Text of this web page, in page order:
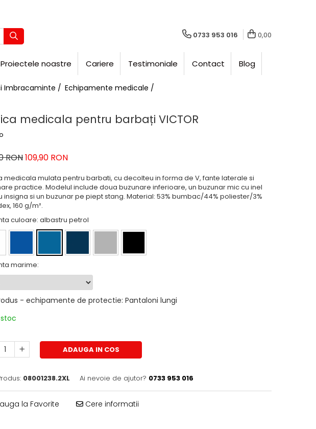
0733 953 016 0,00
Proiectele noastre Cariere Testimoniale Contact Blog
Imbracaminte / Echipamente medicale /
medicala pentru barbați VICTOR
RON109,90 RON
medicala mulata pentru barbati, cu decolteu in forma de V, fante laterale si
practice. Modelul include doua buzunare inferioare, un buzunar mic cu inel
insigna si un buzunar pe piept stang. Material: 53% bumbac/44% poliester/3%
160 g/m².
culoare: albastru petrol
marime:
- echipamente de protectie: Pantaloni lungi
ADAUGA IN COS
08001238.2XL Ai nevoie de ajutor? 0733 953 016
la Favorite Cere informatii